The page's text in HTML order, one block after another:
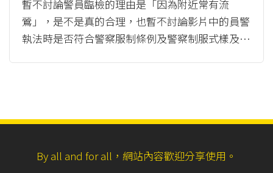
暫不討論警員臨檢的理由是「因為附近常有流
鶯」，是不是真的合理，也暫不討論影片中的員警
執法時是否符合警察服制條例及警察制服式樣及應
By all and for all，網站內容歡迎分享使用。